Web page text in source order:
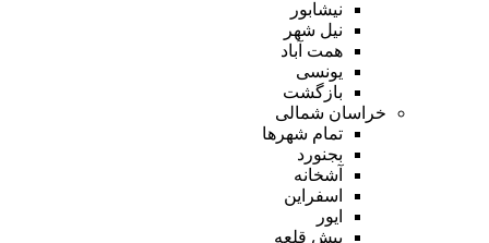
نیشابور
نیل شهر
همت آباد
یونسی
بازگشت
خراسان شمالی
تمام شهر‌ها
بجنورد
آشخانه
اسفراین
ایور
پیش قلعه